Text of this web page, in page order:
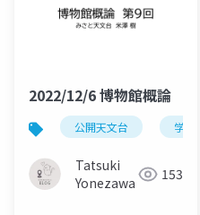
2022/12/6 博物館概論
公開天文台 学芸員
Tatsuki
Yonezawa
153